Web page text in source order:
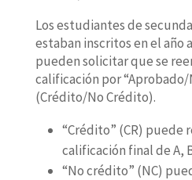
Los estudiantes de
estaban inscritos en el año
pueden solicitar que se
calificación por
(Crédito/No Crédito).
“Crédito” (CR) puede
calificación final de A,
“No crédito” (NC)